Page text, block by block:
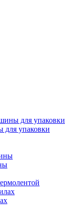
для упаковки
для упаковки